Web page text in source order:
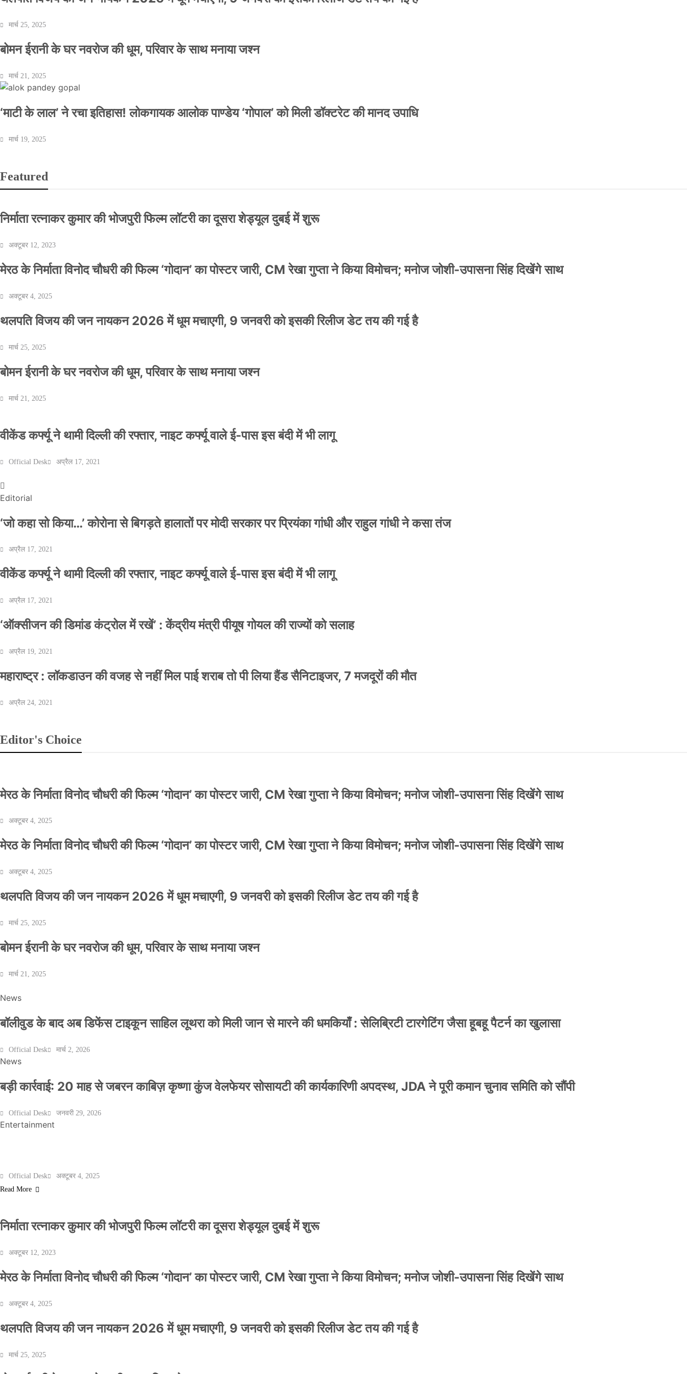
मार्च 25, 2025
बोमन ईरानी के घर नवरोज की धूम, परिवार के साथ मनाया जश्न
मार्च 21, 2025
‘माटी के लाल’ ने रचा इतिहास! लोकगायक आलोक पाण्डेय ‘गोपाल’ को मिली डॉक्टरेट की मानद उपाधि
मार्च 19, 2025
Featured
निर्माता रत्नाकर कुमार की भोजपुरी फिल्म लॉटरी का दूसरा शेड्यूल दुबई में शुरू
अक्टूबर 12, 2023
मेरठ के निर्माता विनोद चौधरी की फिल्म ‘गोदान’ का पोस्टर जारी, CM रेखा गुप्ता ने किया विमोचन; मनोज जोशी-उपासना सिंह दिखेंगे साथ
अक्टूबर 4, 2025
थलपति विजय की जन नायकन 2026 में धूम मचाएगी, 9 जनवरी को इसकी रिलीज डेट तय की गई है
मार्च 25, 2025
बोमन ईरानी के घर नवरोज की धूम, परिवार के साथ मनाया जश्न
मार्च 21, 2025
वीकेंड कर्फ्यू ने थामी दिल्ली की रफ्तार, नाइट कर्फ्यू वाले ई-पास इस बंदी में भी लागू
Official Desk अप्रैल 17, 2021
Editorial
‘जो कहा सो किया…’ कोरोना से बिगड़ते हालातों पर मोदी सरकार पर प्रियंका गांधी और राहुल गांधी ने कसा तंज
अप्रैल 17, 2021
वीकेंड कर्फ्यू ने थामी दिल्ली की रफ्तार, नाइट कर्फ्यू वाले ई-पास इस बंदी में भी लागू
अप्रैल 17, 2021
‘ऑक्सीजन की डिमांड कंट्रोल में रखें’ : केंद्रीय मंत्री पीयूष गोयल की राज्यों को सलाह
अप्रैल 19, 2021
महाराष्ट्र : लॉकडाउन की वजह से नहीं मिल पाई शराब तो पी लिया हैंड सैनिटाइजर, 7 मजदूरों की मौत
अप्रैल 24, 2021
Editor's Choice
मेरठ के निर्माता विनोद चौधरी की फिल्म ‘गोदान’ का पोस्टर जारी, CM रेखा गुप्ता ने किया विमोचन; मनोज जोशी-उपासना सिंह दिखेंगे साथ
अक्टूबर 4, 2025
मेरठ के निर्माता विनोद चौधरी की फिल्म ‘गोदान’ का पोस्टर जारी, CM रेखा गुप्ता ने किया विमोचन; मनोज जोशी-उपासना सिंह दिखेंगे साथ
अक्टूबर 4, 2025
थलपति विजय की जन नायकन 2026 में धूम मचाएगी, 9 जनवरी को इसकी रिलीज डेट तय की गई है
मार्च 25, 2025
बोमन ईरानी के घर नवरोज की धूम, परिवार के साथ मनाया जश्न
मार्च 21, 2025
News
बॉलीवुड के बाद अब डिफेंस टाइकून साहिल लूथरा को मिली जान से मारने की धमकियाँ : सेलिब्रिटी टारगेटिंग जैसा हूबहू पैटर्न का खुलासा
Official Desk मार्च 2, 2026
News
बड़ी कार्रवाई: 20 माह से जबरन काबिज़ कृष्णा कुंज वेलफेयर सोसायटी की कार्यकारिणी अपदस्थ, JDA ने पूरी कमान चुनाव समिति को सौंपी
Official Desk जनवरी 29, 2026
Entertainment
Official Desk
अक्टूबर 4, 2025
Read More
निर्माता रत्नाकर कुमार की भोजपुरी फिल्म लॉटरी का दूसरा शेड्यूल दुबई में शुरू
अक्टूबर 12, 2023
मेरठ के निर्माता विनोद चौधरी की फिल्म ‘गोदान’ का पोस्टर जारी, CM रेखा गुप्ता ने किया विमोचन; मनोज जोशी-उपासना सिंह दिखेंगे साथ
अक्टूबर 4, 2025
थलपति विजय की जन नायकन 2026 में धूम मचाएगी, 9 जनवरी को इसकी रिलीज डेट तय की गई है
मार्च 25, 2025